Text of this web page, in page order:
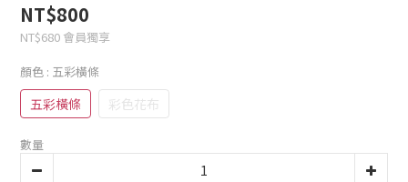
NT$800
NT$680 會員獨享
顏色 : 五彩橫條
五彩橫條 彩色花布
數量